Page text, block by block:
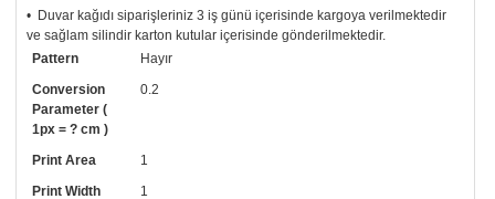
• Duvar kağıdı siparişleriniz 3 iş günü içerisinde kargoya verilmektedir
ve sağlam silindir karton kutular içerisinde gönderilmektedir.
• Tutkalınız, siparişiniz ile birlikte ücretsiz olarak gönderilecektir.
Uygulaması standart duvar kağıdı ile aynıdır. Siparişiniz ile birlikte
uygulama kılavuzu da gönderilecektir.
• Resimli duvar kağıdı modelinizi siyah beyaz renklerde istiyorsanız bizi
arayıp talebinizi iletebilirsiniz.
• Görselde düzenleme yaptırmak istiyorsanız yine bize telefon
Pattern
Hayır
Conversion
Parameter (
1px = ? cm )
0.2
Print Area
1
Print Width
1